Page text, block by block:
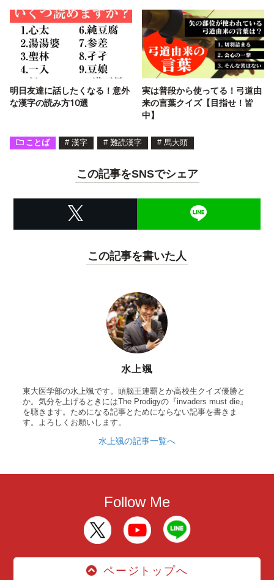
明日友達に話したくなる！意外
な漢字の読み方10選
実は普段から使ってる！弓道由
来の言葉クイズ【目指せ！皆
中】
ことば # 漢字 # 難読漢字 # 馬大頭
この記事をSNSでシェア
この記事を書いた人
水上颯
東大医学部の水上颯です。頭脳王連覇とか高校生クイズ優勝と
か。気分を上げるときにはThe Prodigyの『invaders must die』
を聴きます。ためになる記事とためにならない記事を書きま
す。よろしくお願いします。
水上颯の記事一覧へ
Follow Me
ページトップへ